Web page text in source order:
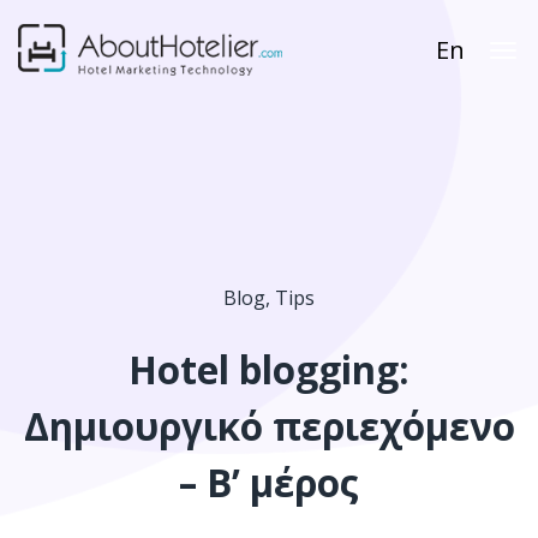
En
Blog, Tips
Hotel blogging:
Δημιουργικό περιεχόμενο
– B’ μέρος